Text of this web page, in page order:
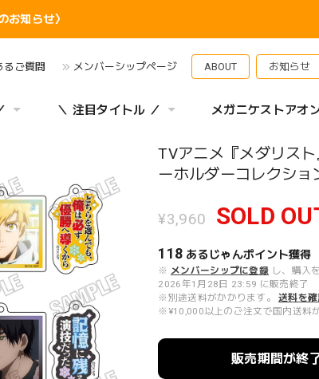
お知らせ〉
るご質問 メンバーシップページ ABOUT お知らせ
＼ 注目タイトル ／ メガニケストアオ
TVアニメ『メダリス
ーホルダーコレクショ
¥3,960 SOLD
118 あるじゃんポイント獲得
※ メンバーシップに登録 し、購入
2026年1月28日 23:59 に販売終了
※別途送料がかかります。
送料を
※¥10,000以上のご注文で国内送料
販売期間が終